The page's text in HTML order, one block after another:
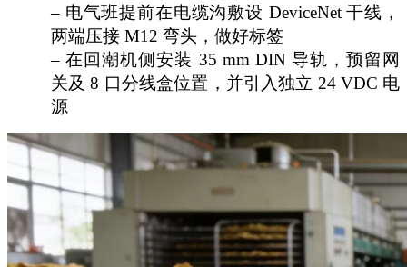
– 电气班提前在电缆沟敷设 DeviceNet 干线，
两端压接 M12 弯头，做好标签
– 在回潮机侧安装 35 mm DIN 导轨，预留网
关及 8 口分线盒位置，并引入独立 24 VDC 电
源